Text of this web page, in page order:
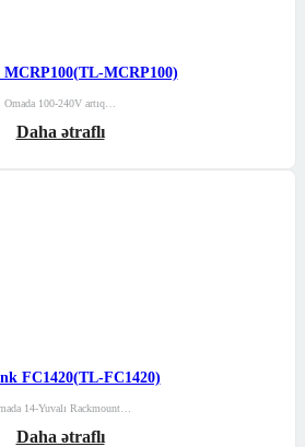
MCRP100)
Omada 100-240V artıq…
Daha ətraflı
FC1420(TL-FC1420)
14-Yuvalı Rackmount…
Daha ətraflı